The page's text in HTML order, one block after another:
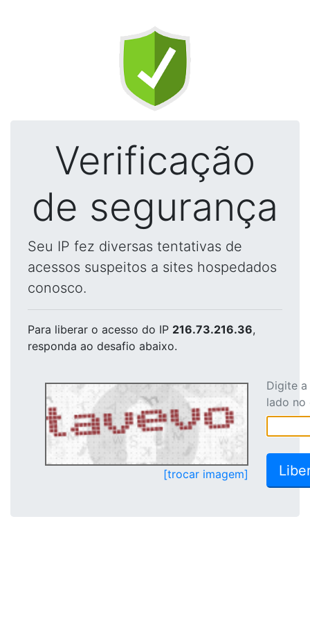
Verificação
de segurança
Seu IP fez diversas tentativas de
acessos suspeitos a sites hospedados
conosco.
Para liberar o acesso do IP 216.73.216.36,
responda ao desafio abaixo.
[trocar imagem]
Digite
lado no